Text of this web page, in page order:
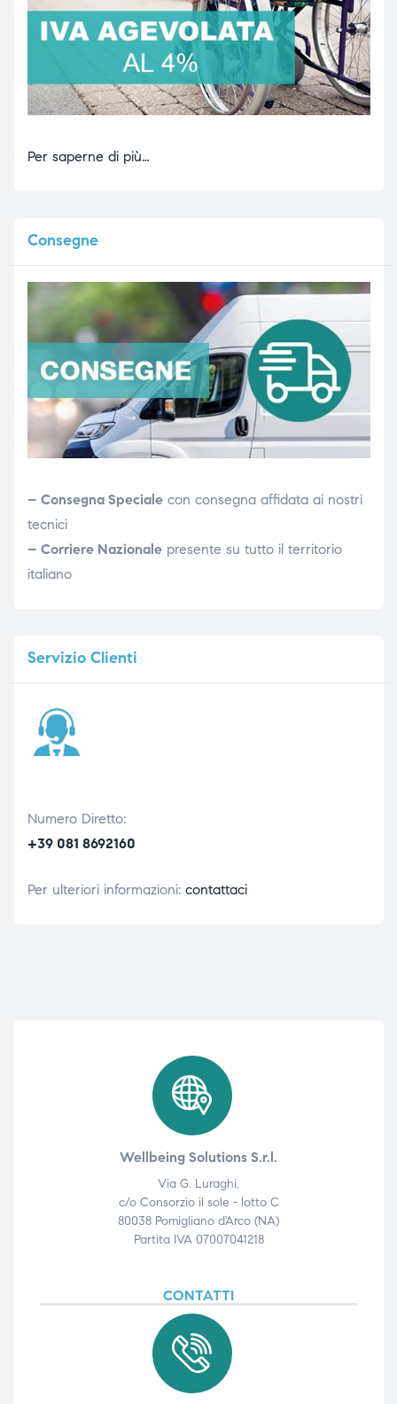
Per saperne di più…
Consegne
– Consegna Specialecon consegna affidata ai nostri
tecnici
– Corriere Nazionalepresente su tutto il territorio
italiano
ServizioClienti
Numero Diretto:
+39 081 8692160
Per ulteriori informazioni: contattaci
Wellbeing Solutions S.r.l.
Via G. Luraghi,
c/o Consorzio il sole - lotto C
80038 Pomigliano d'Arco (NA)
Partita IVA 07007041218
CONTATTI